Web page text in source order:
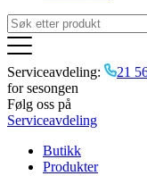
Serviceavdeling: 21
for sesongen
Følg oss på
Serviceavdeling
Butikk
Produkter